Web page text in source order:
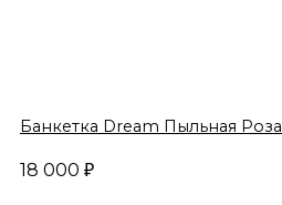
Банкетка Dream Пыльная Роза
18 000 ₽